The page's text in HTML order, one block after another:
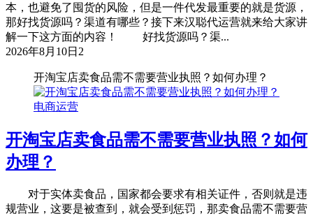
本，也避免了囤货的风险，但是一件代发最重要的就是货源，
那好找货源吗？渠道有哪些？接下来汉聪代运营就来给大家讲
解一下这方面的内容！ 好找货源吗？渠...
2026年8月10日 2
开淘宝店卖食品需不需要营业执照？如何办理？
电商运营
开淘宝店卖食品需不需要营业执照？如何
办理？
对于实体卖食品，国家都会要求有相关证件，否则就是违
规营业，这要是被查到，就会受到惩罚，那卖食品需不需要营